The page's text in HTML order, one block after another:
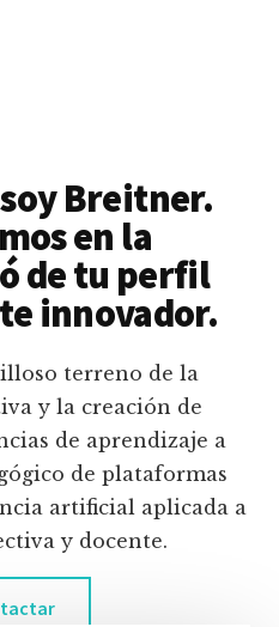
Breitner.
en la
de tu perfil
innovador.
terreno de la
y la creación de
de aprendizaje a
de plataformas
artificial aplicada a
y docente.